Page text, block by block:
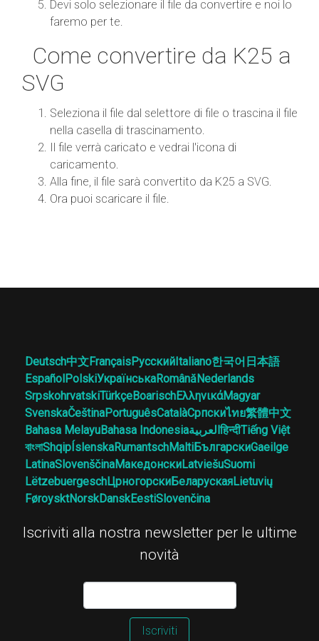
Devi solo selezionare il file da convertire e noi lo
faremo per te.
Come convertire da K25 a
SVG
Seleziona il file dal selettore di file o trascina il file
nella casella di trascinamento.
Il file verrà caricato e vedrai l'icona di
caricamento.
Alla fine, il file sarà convertito da K25 a SVG.
Ora puoi scaricare il file.
Deutsch中文FrançaisРусскийItaliano한국어 日本語
EspañolPolskiУкраїнськаRomânăNederlands
SrpskohrvatskiTürkçeBoarischΕλληνικάMagyar
SvenskaČeštinaPortuguêsCatalàСрпскиไทย繁體中文
Bahasa MelayuBahasa Indonesiaالعربيةहिन्दीTiếng Việt
বাংলাShqipÍslenskaRumantschMaltiБългарскиGaeilge
LatinaSlovenščinaМакедонскиLatviešuSuomi
LëtzebuergeschЦрногорскиБеларускаяLietuvių
FøroysktNorskDanskEestiSlovenčina
Iscriviti alla nostra newsletter per le ultime
novità
Iscriviti